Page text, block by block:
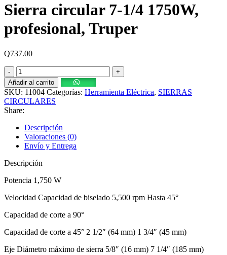
Sierra circular 7-1/4 1750W,
profesional, Truper
Q737.00
Sierra
circular
7-
1/4
1750W,
profesional,
Truper
cantidad
Añadir al carrito
SKU: 11004 Categorías: Herramienta Eléctrica, SIERRAS
CIRCULARES
Share:
Descripción
Valoraciones (0)
Envío y Entrega
Descripción
Potencia 1,750 W
Velocidad Capacidad de biselado 5,500 rpm Hasta 45°
Capacidad de corte a 90°
Capacidad de corte a 45° 2 1/2″ (64 mm) 1 3/4″ (45 mm)
Eje Diámetro máximo de sierra 5/8″ (16 mm) 7 1/4″ (185 mm)